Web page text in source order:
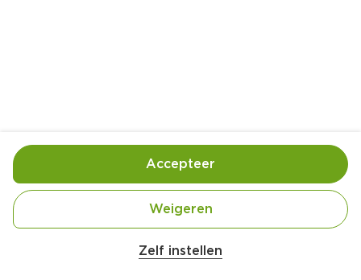
Ingrediënten Bereiding
Zelf instellen
Weigeren
Accepteer